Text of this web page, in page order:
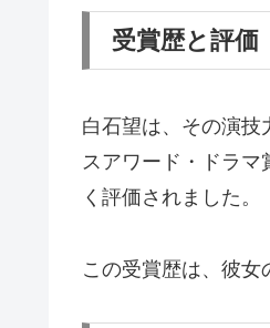
受賞歴と評価
白石望は、その演技
スアワード・ドラマ
く評価されました。
この受賞歴は、彼女